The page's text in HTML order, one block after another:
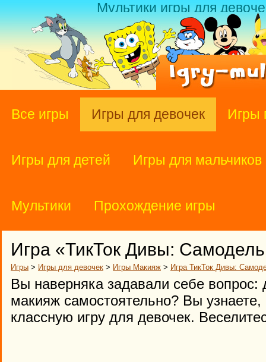
Мультики игры для
Все игры Игры для девочек Игры
Игры для детей Игры для мальчиков
Мультики Прохождение игры
Игра «ТикТок Дивы:
Игры > Игры для девочек > Игры Макияж > Игра ТикТок Дивы:
Вы наверняка задавали себе вопрос:
макияж самостоятельно? Вы узнаете,
классную игру для девочек.